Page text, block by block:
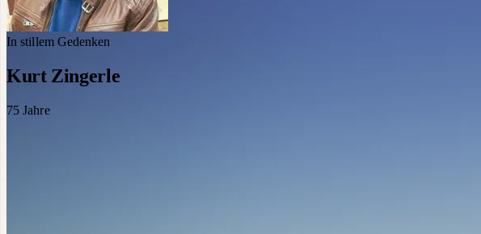
In stillem Gedenken
Kurt Zingerle
75 Jahre